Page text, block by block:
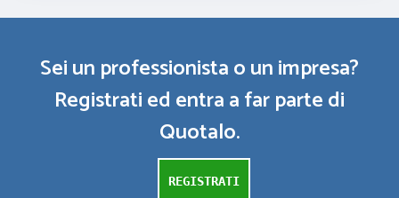
Sei un professionista o un impresa?
Registrati ed entra a far parte di
Quotalo.
REGISTRATI